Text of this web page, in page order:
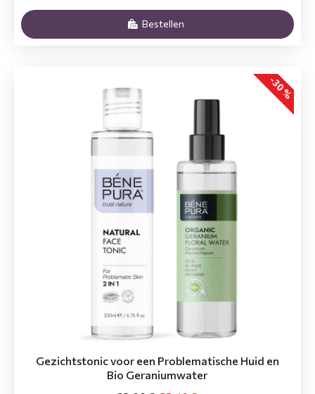
Bestellen
-30 %
Gezichtstonic voor een Problematische Huid en
Bio Geraniumwater